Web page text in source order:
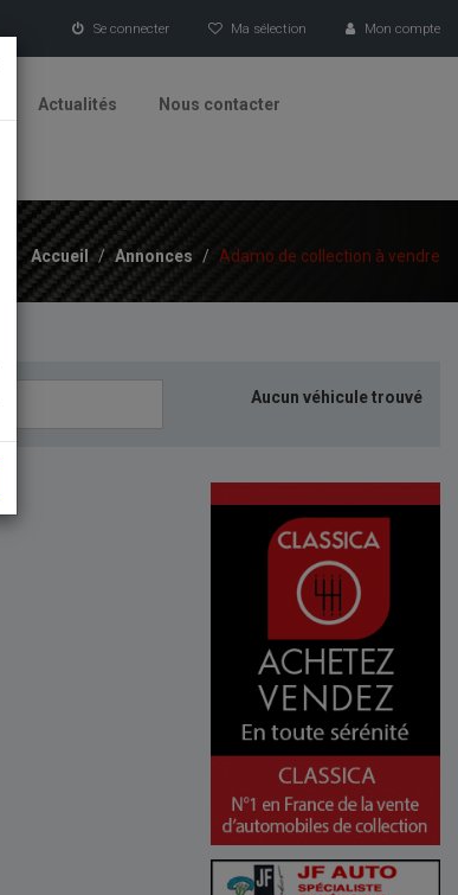
Se connecter Ma sélection Mon compte
Actualités Nous contacter
Accueil / Annonces / Adamo de collection à vendre
Aucun véhicule trouvé